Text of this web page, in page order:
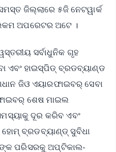
ଜିଲ୍ଲାରେ ୫ଜି ନେଟୱାର୍କ
ଅପରେଟର ଅଟେ ।
ସର୍ବାଧୁନିକ ଗୃହ
ଏବଂ ହାଇସ୍ପିଡ୍ ବ୍ରଡବ୍ୟାଣ୍ଡ
ଜିଓ ଏୟାରଫାଇବର୍ ସେବା
ଶେଷ ମାଇଲ
ଦୂର କରିବ ଏବଂ
ହୋମ୍‌‍ ବ୍ରଡବ୍ୟାଣ୍ଡ୍‌‍ ସୁବିଧା
ପରିସରକୁ ଅପ୍‌‍ଟିକାଲ-